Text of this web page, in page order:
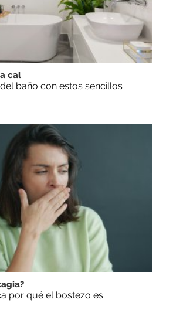
cal
baño con estos sencillos
por qué el bostezo es